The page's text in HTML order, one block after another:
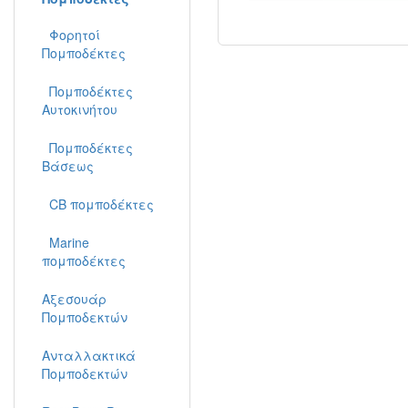
Φορητoί
Πομποδέκτες
Πομποδέκτες
Aυτοκινήτου
Πομποδέκτες
Βάσεως
CB πομποδέκτες
Marine
πομποδέκτες
Αξεσουάρ
Πομποδεκτών
Ανταλλακτικά
Πομποδεκτών